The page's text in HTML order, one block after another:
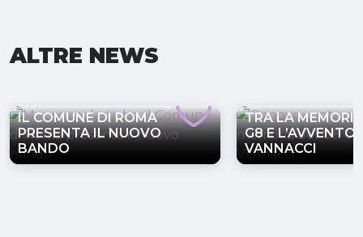
ALTRE NEWS
MENSE SCOLASTICHE,
IL COMUNE DI ROMA
PRESENTA IL NUOVO
BANDO
GENOVA
TRA LA
G8 E L’AVVENTO
VANNACCI